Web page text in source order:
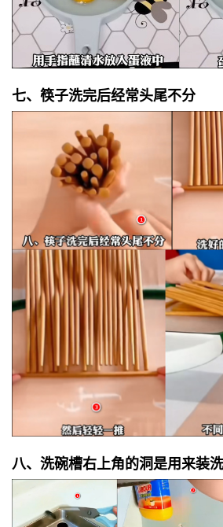
七、筷子洗完后经常头尾不分
八、洗碗槽右上角的洞是用来装